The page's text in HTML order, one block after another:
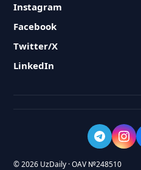
Instagram
Facebook
Twitter/X
LinkedIn
© 2026 UzDaily · OAV №248510